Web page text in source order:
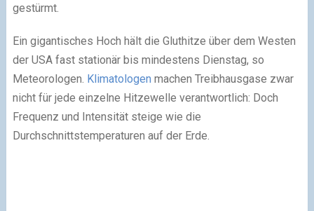
gestürmt.
Ein gigantisches Hoch hält die Gluthitze über dem Westen
der USA fast stationär bis mindestens Dienstag, so
Meteorologen. Klimatologen machen Treibhausgase zwar
nicht für jede einzelne Hitzewelle verantwortlich: Doch
Frequenz und Intensität steige wie die
Durchschnittstemperaturen auf der Erde.